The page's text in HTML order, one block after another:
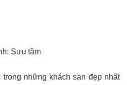
Sưu tầm
những khách sạn đẹp nhất